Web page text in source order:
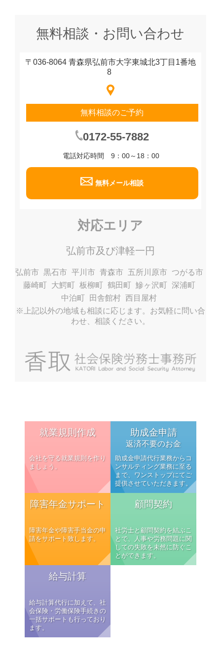
無料相談・お問い合わせ
〒036-8064 青森県弘前市大字東城北3丁目1番地
8
無料相談のご予約
0172-55-7882
電話対応時間 9：00～18：00
無料メール相談
対応エリア
弘前市及び津軽一円
弘前市 黒石市 平川市 青森市 五所川原市 つがる市
藤崎町 大鰐町 板柳町 鶴田町 鰺ヶ沢町 深浦町
中泊町
田舎館村 西目屋村
※上記以外の地域も相談に応じます。お気軽に問い合
わせ、相談ください。
就業規則作成
会社を守る就業規則を作り
ましょう。
助成金申請
返済不要のお金
助成金申請代行業務からコ
ンサルティング業務に至る
まで、ワンストップにてご
提供させていただきます。
障害年金サポート
障害年金や障害手当金の申
請をサポート致します。
顧問契約
社労士と顧問契約を結ぶこ
とで、人事や労務問題に関
しての失敗を未然に防ぐこ
とができます。
給与計算
給与計算代行に加えて、社
会保険・労働保険手続きの
一括サポートも行っており
ます。